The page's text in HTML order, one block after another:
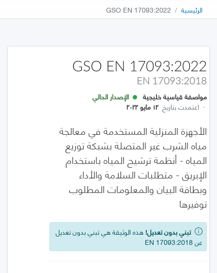
الرئيسية GSO EN 17093:2022
GSO EN 17093:2022
EN 17093:2018
مواصفة قياسية خليجية
الإصدار الحالي
· اعتمدت بتاريخ ١٢ مايو ٢٠٢٢
الأجهزة المنزلية المستخدمة في معالجة
مياه الشرب غير المتصلة بشبكة توزيع
المياه - أنظمة ترشيح المياه باستخدام
الإبريق - متطلبات السلامة والأداء
وبطاقة البيان والمعلومات المطلوب
توفيرها
تبني بدون تعديل! هذه الوثيقة هي تبني بدون تعديل
عن EN 17093:2018